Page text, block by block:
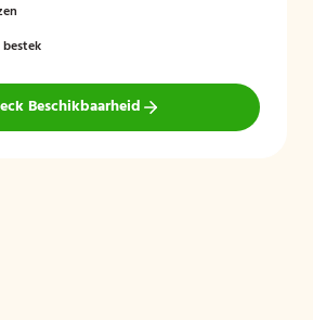
bestek
Beschikbaarheid